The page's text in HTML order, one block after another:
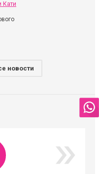
Кати
новости